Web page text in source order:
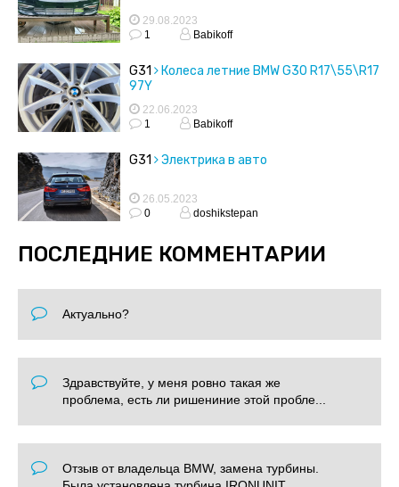
29.08.2023
1
Babikoff
G31
Колеса летние BMW G30 R17\55\R17
97Y
22.06.2023
1
Babikoff
G31 Электрика в авто
26.05.2023
0
doshikstepan
ПОСЛЕДНИЕ КОММЕНТАРИИ
Актуально?
Здравствуйте, у меня ровно такая же
проблема, есть ли ришениние этой пробле...
Отзыв от владельца BMW, замена турбины.